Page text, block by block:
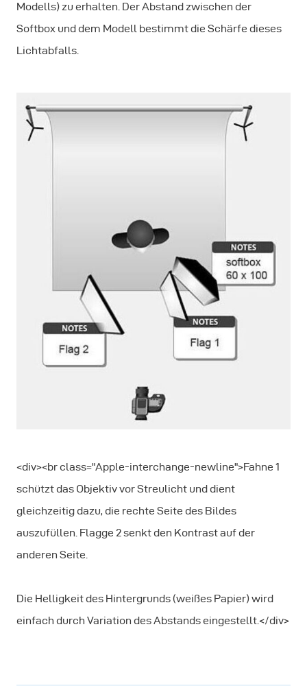
Modells) zu erhalten. Der Abstand zwischen der
Softbox und dem Modell bestimmt die Schärfe dieses
Lichtabfalls.
<div><br class="Apple-interchange-newline">Fahne 1
schützt das Objektiv vor Streulicht und dient
gleichzeitig dazu, die rechte Seite des Bildes
auszufüllen. Flagge 2 senkt den Kontrast auf der
anderen Seite.
Die Helligkeit des Hintergrunds (weißes Papier) wird
einfach durch Variation des Abstands eingestellt.</div>